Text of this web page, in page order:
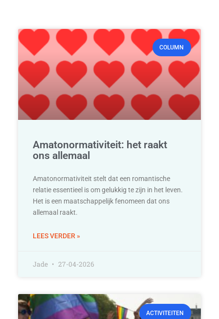
COLUMN
Amatonormativiteit: het raakt
ons allemaal
Amatonormativiteit stelt dat een romantische
relatie essentieel is om gelukkig te zijn in het leven.
Het is een maatschappelijk fenomeen dat ons
allemaal raakt.
LEES VERDER »
Jade 27-04-2026
ACTIVITEITEN